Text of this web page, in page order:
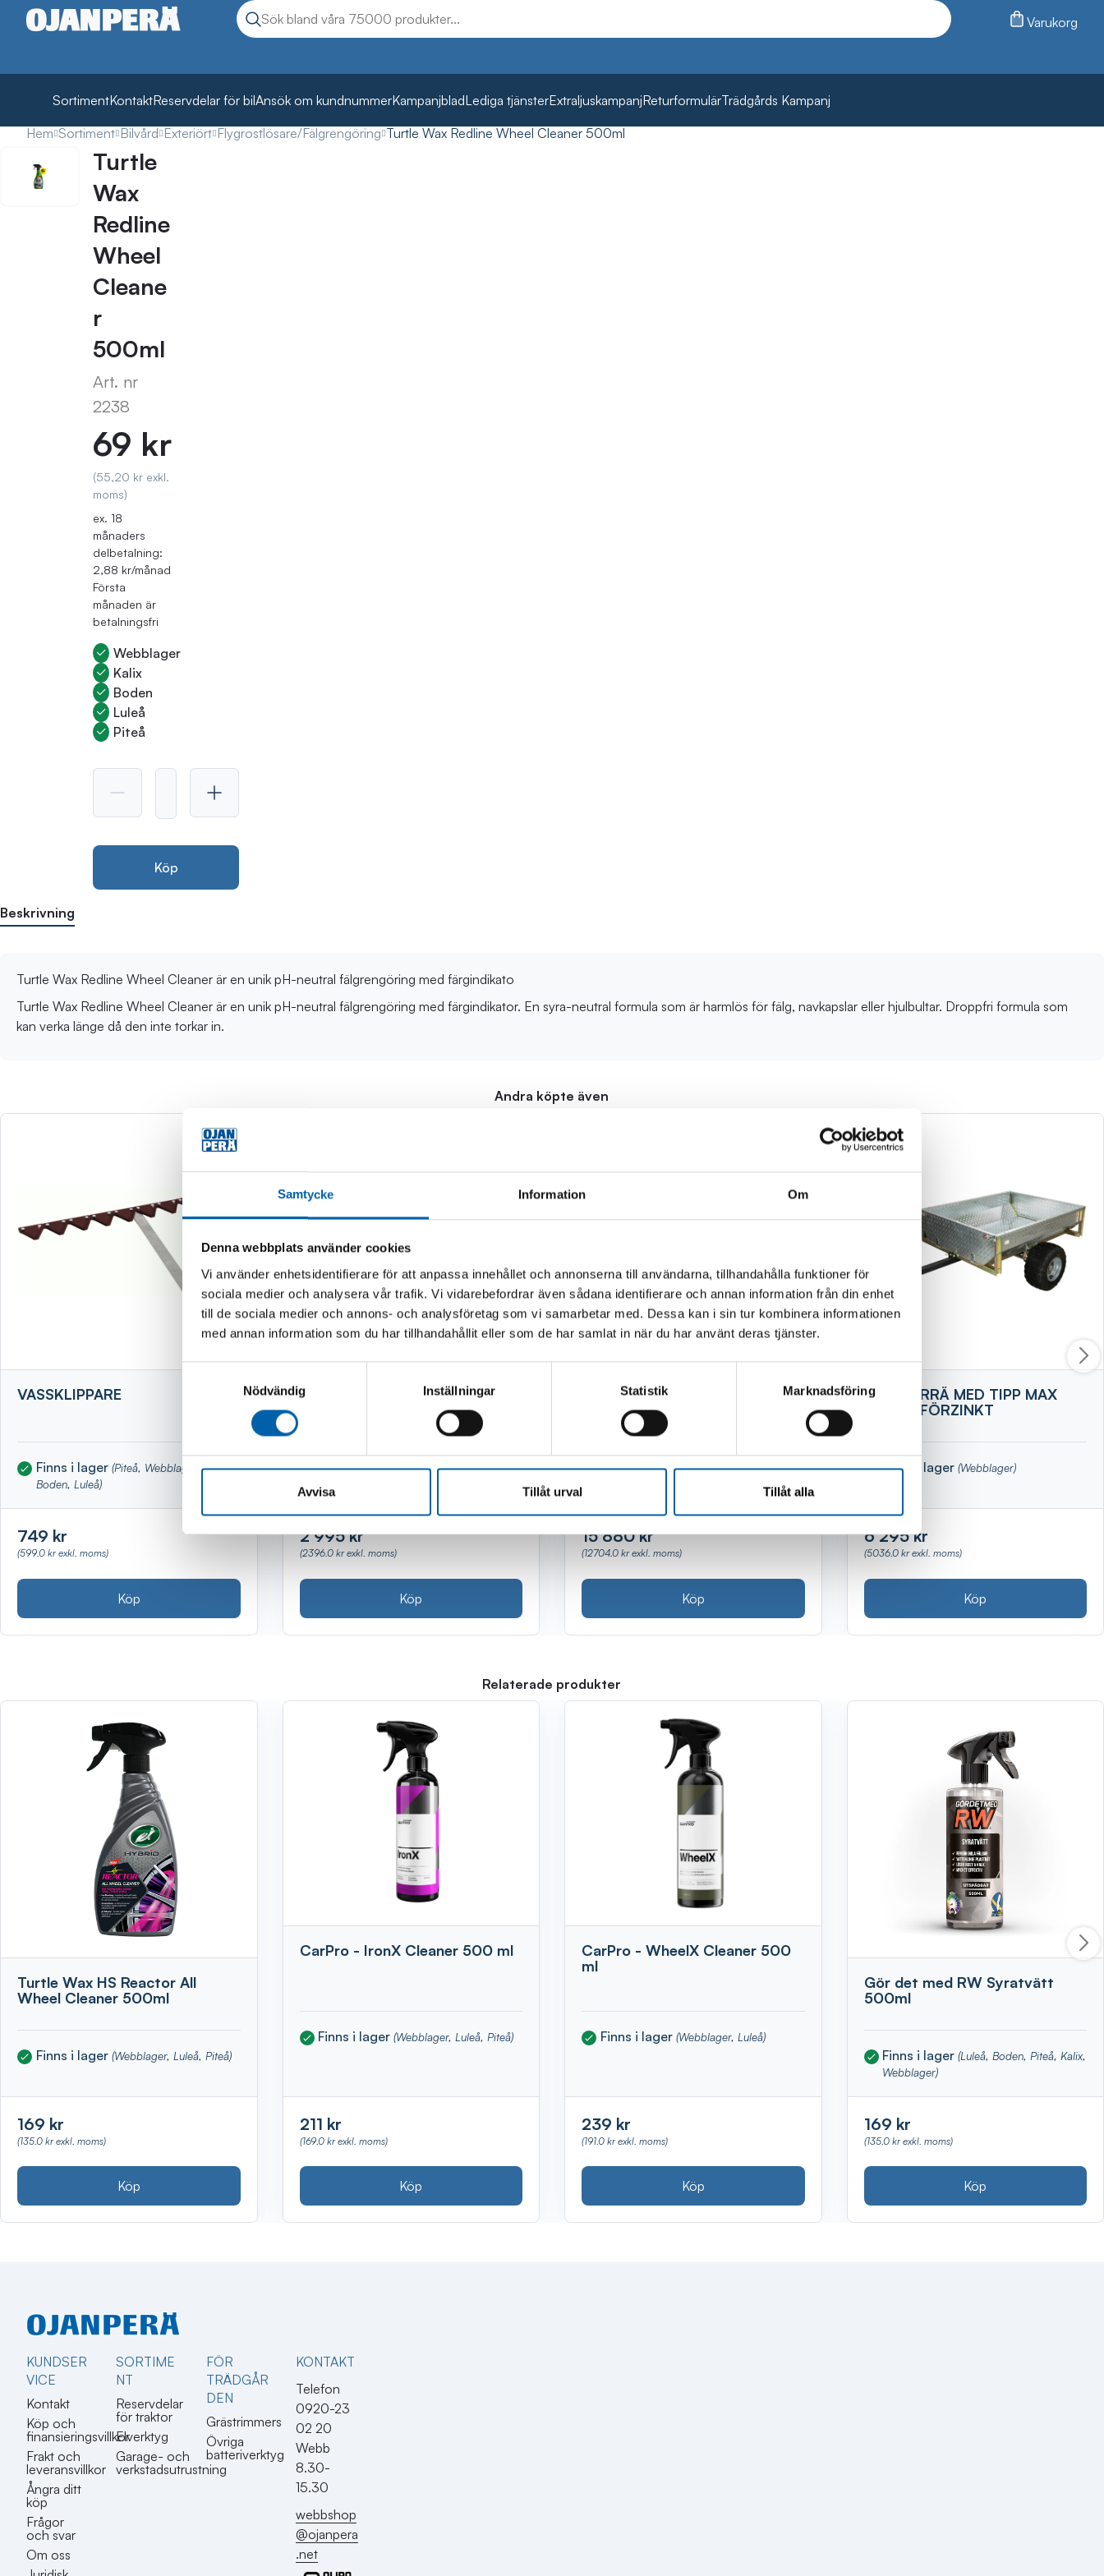
Samtycke Information Om
Denna webbplats använder cookies
Vi använder enhetsidentifierare för att anpassa innehållet och annonserna till användarna, tillhandahålla funktioner för
sociala medier och analysera vår trafik. Vi vidarebefordrar även sådana identifierare och annan information från din enhet
till de sociala medier och annons- och analysföretag som vi samarbetar med. Dessa kan i sin tur kombinera informationen
med annan information som du har tillhandahållit eller som de har samlat in när du har använt deras tjänster.
Samtyckesval
Nödvändig
Inställningar Statistik Marknadsföring
Avvisa Tillåt urval Tillåt alla
Sök produkter
Sök Varukorg
SortimentKontaktReservdelar för bilAnsök om kundnummerKampanjbladLediga tjänsterExtraljuskampanjReturformulärTrädgårds Kampanj
Hem Sortiment Bilvård Exteriört Flygrostlösare/Fälgrengöring Turtle Wax Redline Wheel Cleaner 500ml
Turtle
Wax
Redline
Wheel
Cleane
r
500ml
Art. nr
2238
69 kr
(55,20 kr exkl.
moms)
ex. 18
månaders
delbetalning:
2,88 kr/månad
Första
månaden är
betalningsfri
Webblager
Kalix
Boden
Luleå
Piteå
Köp
Beskrivning
Turtle Wax Redline Wheel Cleaner är en unik pH-neutral fälgrengöring med färgindikato
Turtle Wax Redline Wheel Cleaner är en unik pH-neutral fälgrengöring med färgindikator. En syra-neutral formula som är harmlös för fälg, navkapslar eller hjulbultar. Droppfri formula som
kan verka länge då den inte torkar in.
Andra köpte även
VASSKLIPPARE
Finns i lager (Piteå, Webblager, Kalix,
Boden, Luleå)
749 kr
(599.0 kr exkl. moms)
Köp
VEDKLYV 7TON 52CM MED
Finns i lager(Kalix, Luleå, Webblager,
Piteå)
2 995 kr
(2396.0 kr exkl. moms)
Köp
TÅNGSTÄLL COBRA 7X3ST
Finns i lager(Webblager)
15 880 kr
(12704.0 kr exkl. moms)
Köp
SLÄPKÄRRÄ MED TIPP MAX
400KG FÖRZINKT
Finns i lager(Webblager)
6 295 kr
(5036.0 kr exkl. moms)
Köp
Relaterade produkter
Turtle Wax HS Reactor All
Wheel Cleaner 500ml
Finns i lager (Webblager, Luleå, Piteå)
169 kr
(135.0 kr exkl. moms)
Köp
CarPro - IronX Cleaner 500 ml
Finns i lager(Webblager, Luleå, Piteå)
211 kr
(169.0 kr exkl. moms)
Köp
CarPro - WheelX Cleaner 500
ml
Finns i lager (Webblager, Luleå)
239 kr
(191.0 kr exkl. moms)
Köp
Gör det med RW Syratvätt
500ml
Finns i lager(Luleå, Boden, Piteå, Kalix,
Webblager)
169 kr
(135.0 kr exkl. moms)
Köp
KUNDSER
VICE
Kontakt
Köp och
finansieringsvillkor
Frakt och
leveransvillkor
Ångra ditt
köp
Frågor
och svar
Om oss
SORTIME
NT
Reservdelar
för traktor
Elverktyg
Garage- och
verkstadsutrustning
FÖR
TRÄDGÅR
DEN
Grästrimmers
Övriga
batteriverktyg
KONTAKT​
Telefon
0920-23
02 20
Webb
8.30-
15.30
webbshop
@ojanpera
.net